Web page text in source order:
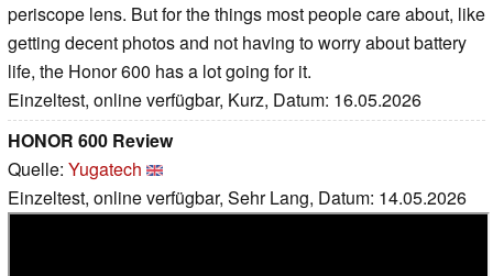
periscope lens. But for the things most people care about, like
getting decent photos and not having to worry about battery
life, the Honor 600 has a lot going for it.
Einzeltest, online verfügbar, Kurz, Datum: 16.05.2026
HONOR 600 Review
Quelle: Yugatech
Einzeltest, online verfügbar, Sehr Lang, Datum: 14.05.2026